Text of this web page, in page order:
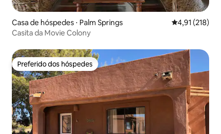
Casa de hóspedes ⋅ Palm Springs 4,91 de uma
4,91 (218)
Casita da Movie Colony
Preferido dos hóspedes
Preferido dos hóspedes